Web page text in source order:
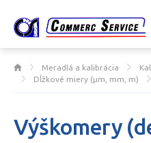
Meradlá a kalibrácia
Dĺžkové miery (µm, mm, m)
Výškomery